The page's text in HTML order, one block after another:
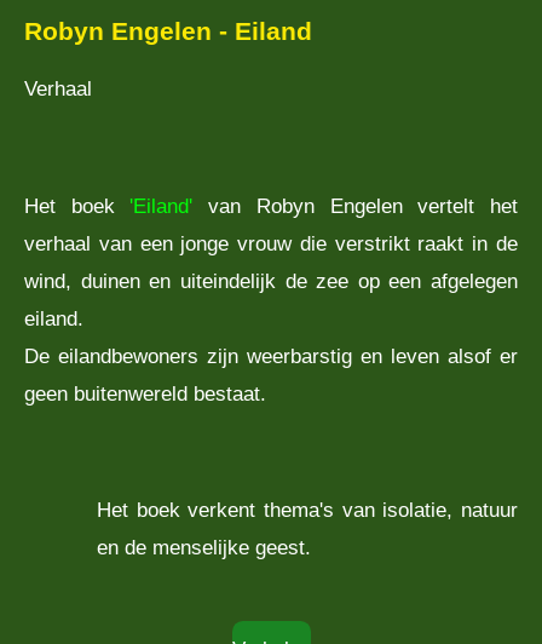
Robyn Engelen - Eiland
Verhaal
Het boek 'Eiland' van Robyn Engelen vertelt het
verhaal van een jonge vrouw die verstrikt raakt in de
wind, duinen en uiteindelijk de zee op een afgelegen
eiland.
De eilandbewoners zijn weerbarstig en leven alsof er
geen buitenwereld bestaat.
Het boek verkent thema's van isolatie, natuur
en de menselijke geest.